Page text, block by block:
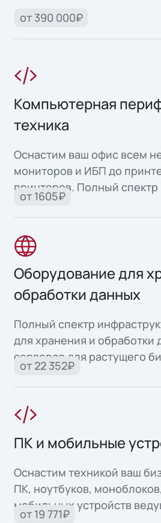
от 390 000₽
Компьютерная
техника
Оснастим ваш офис всем
мониторов и ИБП до
принтеров. Полный
офисной техники для
от 1605₽
Оборудование для
обработки данных
Полный спектр
для хранения и обработки
серверов для растущего
высоконадежных систем
важных задач.
от 22 352₽
ПК и мобильные
Оснастим техникой ваш
ПК, ноутбуков,
мобильных устройств
от 19 771₽